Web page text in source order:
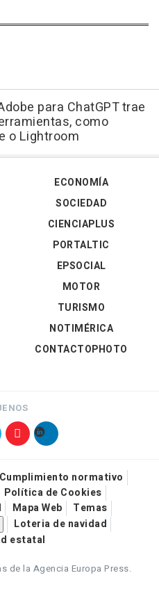
para ChatGPT trae
como
o Lightroom
ECONOMÍA
SOCIEDAD
CIENCIAPLUS
PORTALTIC
EPSOCIAL
MOTOR
TURISMO
NOTIMÉRICA
CONTACTOPHOTO
Cumplimiento normativo
Política de Cookies
Mapa Web
Temas
Loteria de navidad
estatal
de la Agencia Europa Press.